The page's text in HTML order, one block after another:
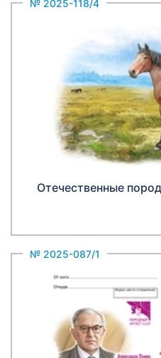
№ 2025-118/4
Отечественные
№ 2025-087/1